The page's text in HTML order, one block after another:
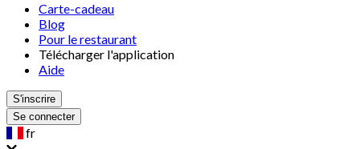
Carte-cadeau
Blog
Pour le restaurant
Télécharger l'application
Aide
S'inscrire
Se connecter
fr